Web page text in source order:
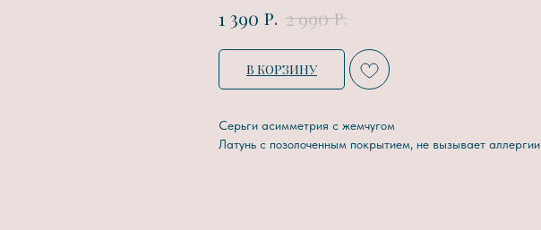
1 390 р. 2 990 р.
В КОРЗИНУ
Серьги асимметрия с жемчугом
Латунь с позолоченным покрытием, не вызывает аллергии